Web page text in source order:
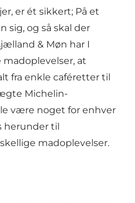
er ét sikkert; På et
sig, og så skal der
& Møn har I
at
fra enkle caféretter til
Michelin-
være noget for enhver
herunder til
madoplevelser.